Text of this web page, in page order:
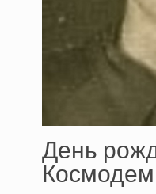
День